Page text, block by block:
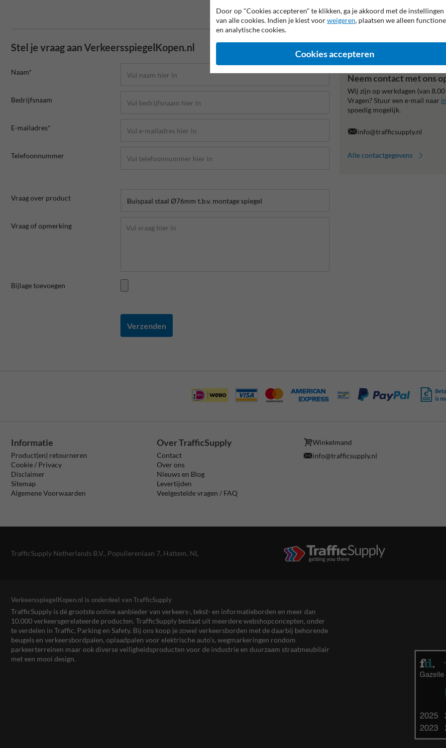
Stel je vraag aan VerkeersspiegelKopen.nl
Naam*
Bedrijfsnaam
E-mailadres*
Telefoonnummer
Vraag over product
Vraag of opmerking
Bijlage toevoegen
Verzenden
Neem contact met ons
Wij zijn op werkdagen (van
Vragen? Stuur een e-mail naar
spoedig mogelijk.
info@trafficsupply.nl
Alle contactgegevens
is
Informatie
Product(en) retourneren
Cookie / Privacy
Disclaimer
Sitemap
Algemene Voorwaarden
Over TrafficSupply
Contact
Over ons
Nieuws en Blog
Levertijden
Veelgestelde vragen / FAQ
Winkelmand
info@trafficsupply.nl
TrafficSupply Netherlands B.V., Populierenlaan 7, Hattem, NL
VerkeersspiegelKopen.nl is onderdeel van TrafficSupply
TrafficSupply is dé grootste online aanbieder van verkeers-, tekst- en informatieborden en meer dan
10.000 verkeersgerelateerde producten. TrafficSupply bestaat uit meerdere webshopconcepten, onder
te verdelen in Traffic, Parking en Safety. Bij ons koop je zowel verkeersborden met de daarbij behorende
beugels en verkeersbordpalen, oplaadpalen voor elektrische auto’s, wegmarkeringen rondom
parkeerterreinen maar ook diverse veiligheidsproducten voor de industrie en duurzaam straatmeubilair
met een mooi design.
Door op "Cookies accepteren" te klikken, ga je akkoord met de instellingen
van alle cookies. Indien je kiest voorweigeren, plaatsen we alleen
en analytische cookies.
Cookies accepteren